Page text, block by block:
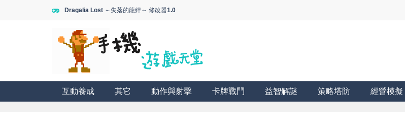
Dragalia Lost ～失落的龍絆～ 修改器1.0
互動養成 其它 動作與射擊 卡牌戰鬥 益智解謎 策略塔防 經營模擬